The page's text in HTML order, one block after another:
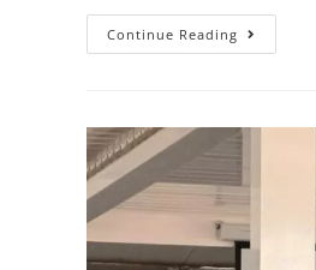
Continue Reading